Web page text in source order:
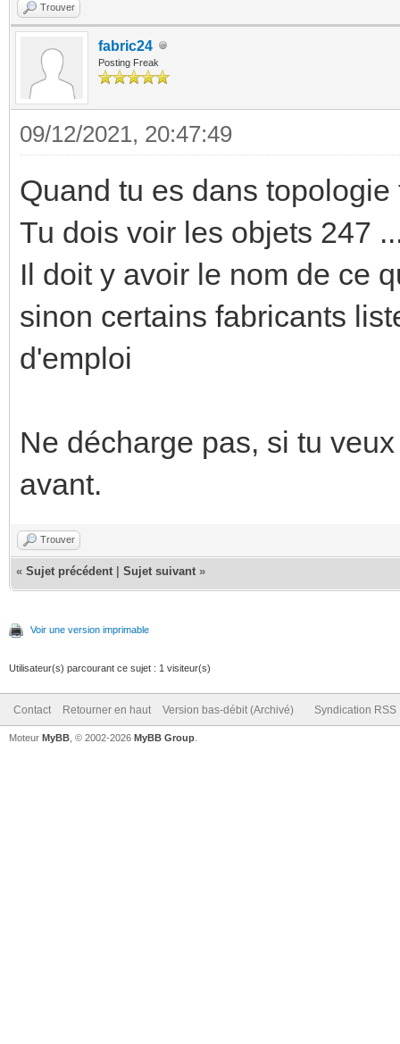
Trouver
fabric24
Posting Freak
09/12/2021, 20:47:49
Quand tu es dans
Tu dois voir les objets 247
Il doit y avoir le nom de ce
sinon certains fabricants
d'emploi
Ne décharge pas, si tu
avant.
Trouver
« Sujet précédent Sujet suivant »
Voir une version imprimable
Utilisateur(s) parcourant ce sujet : 1 visiteur(s)
Contact Retourner en haut Version bas-débit (Archivé) Syndication RSS
Moteur MyBB , © 2002-2026 MyBB Group